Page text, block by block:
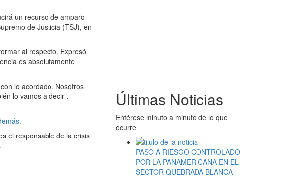
un recurso de amparo
de Justicia (TSJ), en
al respecto. Expresó
es absolutamente
lo acordado. Nosotros
lo vamos a decir”.
el responsable de la crisis
Últimas Noticias
Entérese minuto a minuto de lo que
ocurre
PASO A RIESGO CONTROLADO
POR LA PANAMERICANA EN EL
SECTOR QUEBRADA BLANCA